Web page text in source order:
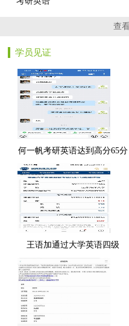
查
学员见证
何一帆考研英语达到高分65分
王语加通过大学英语四级